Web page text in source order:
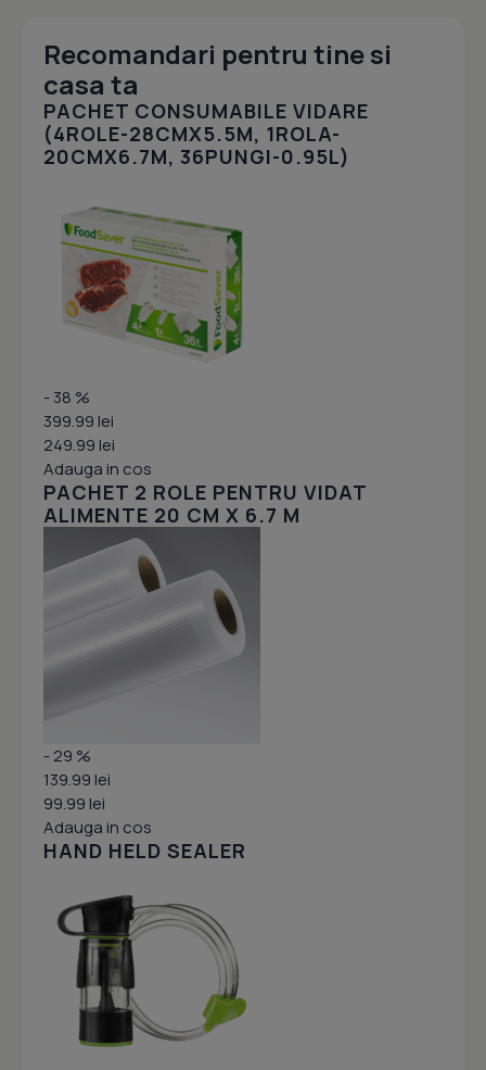
Recomandari pentru tine si
casa ta
PACHET CONSUMABILE VIDARE
(4ROLE-28CMX5.5M, 1ROLA-
20CMX6.7M, 36PUNGI-0.95L)
- 38 %
399.99 lei
249.99 lei
Adauga in cos
PACHET 2 ROLE PENTRU VIDAT
ALIMENTE 20 CM X 6.7 M
- 29 %
139.99 lei
99.99 lei
Adauga in cos
HAND HELD SEALER